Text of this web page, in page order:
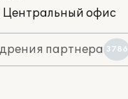
Центральный офис
партнера 3786